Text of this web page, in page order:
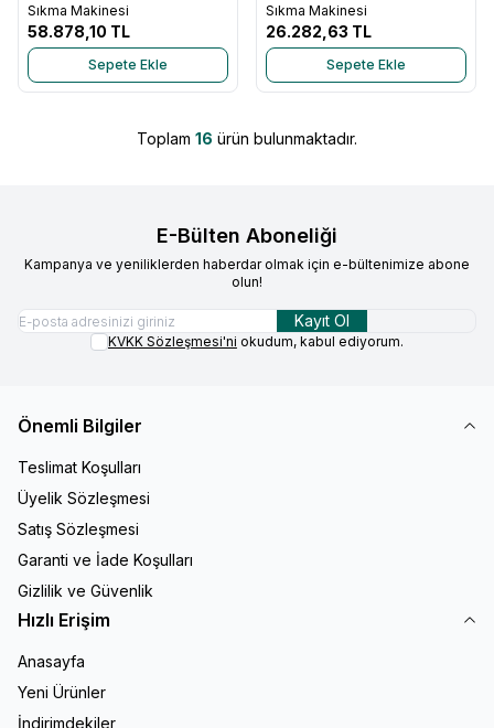
Favorilere Ekle
Sıkma Makinesi
58.878,10 TL
Sepete Ekle
Favorilere Ekle
Sıkma Makinesi
26.282,63 TL
Sepete Ekle
Toplam 16 ürün bulunmaktadır.
E-Bülten Aboneliği
Kampanya ve yeniliklerden haberdar olmak için e-bültenimize abone
olun!
Kayıt Ol
KVKK Sözleşmesi'ni okudum, kabul ediyorum.
Önemli Bilgiler
Teslimat Koşulları
Üyelik Sözleşmesi
Satış Sözleşmesi
Garanti ve İade Koşulları
Gizlilik ve Güvenlik
Hızlı Erişim
Anasayfa
Yeni Ürünler
İndirimdekiler